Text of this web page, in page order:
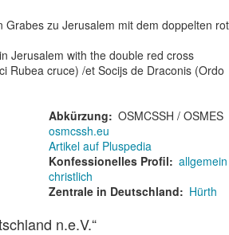
zu Jerusalem mit dem doppelten
Jerusalem with the double red cross
Rubea cruce) /et Socijs de Draconis (Ordo
Abkürzung
OSMCSSH / OSMES
osmcssh.eu
Artikel auf Pluspedia
Konfessionelles Profil
allgemein
christlich
Zentrale in Deutschland
Hürth
n.e.V.“